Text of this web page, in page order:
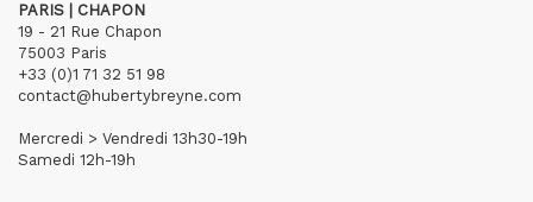
PARIS | CHAPON
19 - 21 Rue Chapon
75003 Paris
+33 (0)1 71 32 51 98
contact@hubertybreyne.com
Mercredi > Vendredi 13h30-19h
Samedi 12h-19h